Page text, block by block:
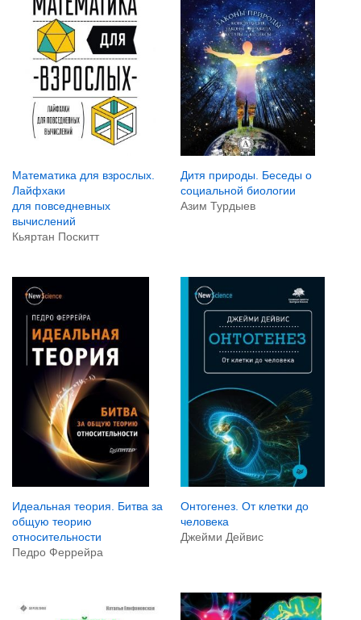
Математика для взрослых.
Лайфхаки
для повседневных
вычислений
Кьяртан Поскитт
Дитя природы. Беседы о
социальной биологии
Азим Турдыев
Идеальная теория. Битва за
общую теорию
относительности
Педро Феррейра
Онтогенез. От клетки до
человека
Джейми Дейвис